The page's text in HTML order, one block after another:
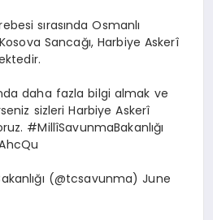
sırasında Osmanlı
Sancağı, Harbiye Askerî
daha fazla bilgi almak ve
sizleri Harbiye Askerî
#MillîSavunmaBakanlığı
(@tcsavunma) June